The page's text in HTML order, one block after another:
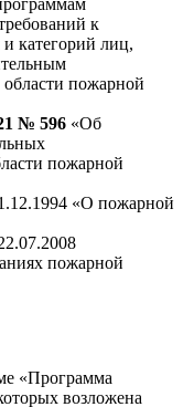
к
категорий лиц,
пожарной
№ 596 «Об
пожарной
«О пожарной
пожарной
«Программа
возложена